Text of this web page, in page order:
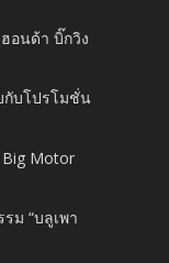
อนด้า บิ๊กวิง
กับโปรโมชั่น
Motor
ม “บลูเพา